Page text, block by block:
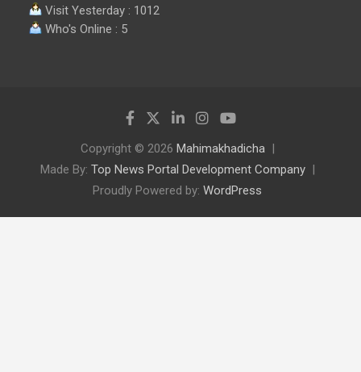
Visit Yesterday : 1012
Who's Online : 5
Copyright © 2026 Mahimakhadicha
Made By: Top News Portal Development Company
Proudly Powered by: WordPress